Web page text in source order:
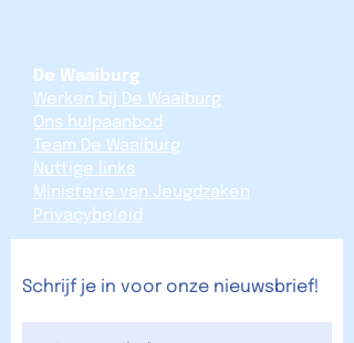
De Waaiburg
Werken bij De Waaiburg
Ons hulpaanbod
Team De Waaiburg
Nuttige links
Ministerie van Jeugdzaken
Privacybeleid
Schrijf je in voor onze nieuwsbrief!